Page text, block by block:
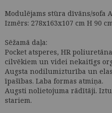
Modulējams stūra dīvāns/sofa
Izmērs: 278x163x107 cm H 90
Sēžamā daļa:
Pocket atsperes, HR
cilvēkiem un videi nekaitīgs
Augsta nodilumizturība un
īpašības. Laba formas atmiņa.
Augsti nolietojuma rādītāji.
stariem.